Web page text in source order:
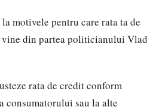
motivele pentru care rata ta de
vine din partea politicianului Vlad
rata de credit conform
sau la alte